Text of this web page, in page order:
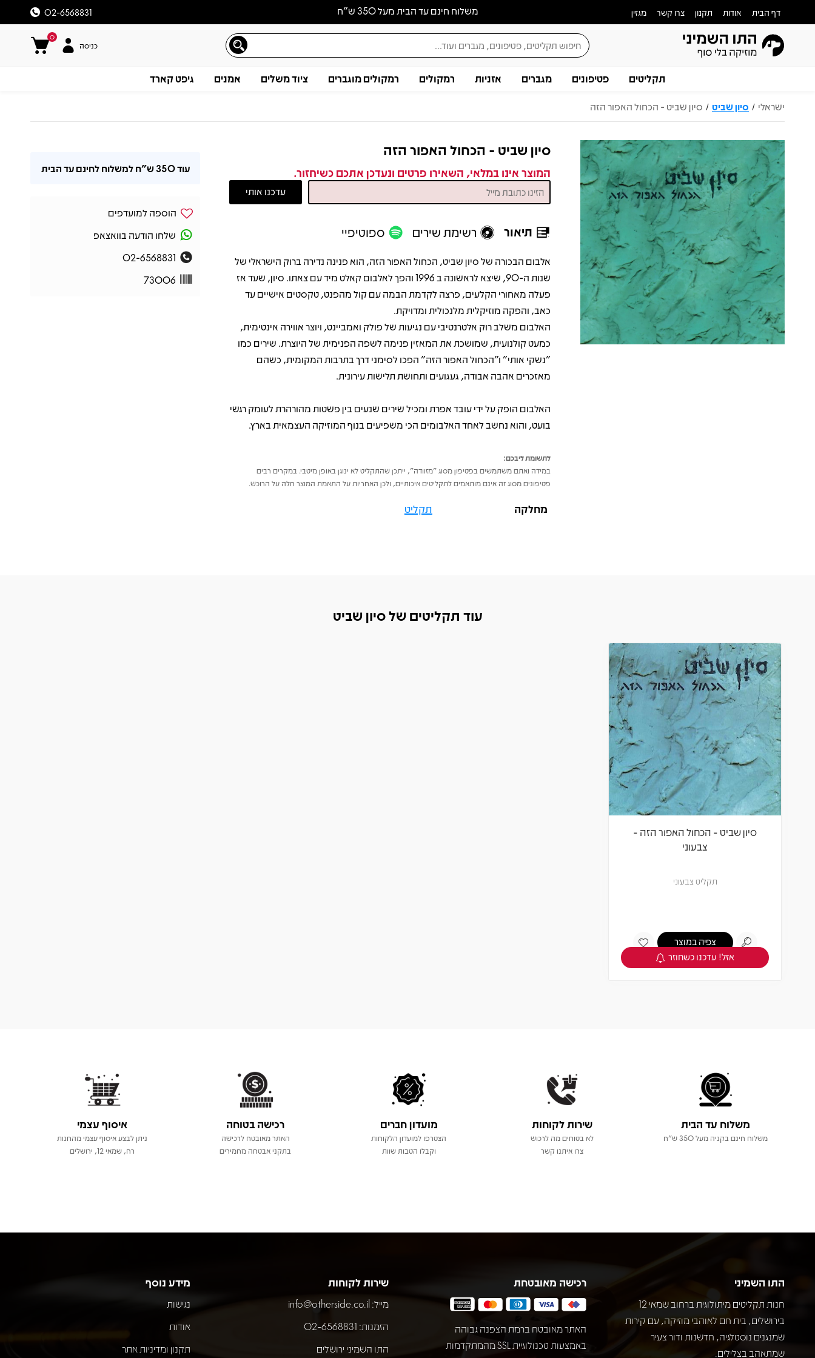
משלוח חינם עד הבית מעל 350 ש״ח דף הבית אודות תקנון צרו קשר מגזין 02-6568831
0
כניסה
תקליטים פטיפונים מגברים אזניות רמקולים רמקולים מוגברים ציוד משלים אמנים גיפט קארד
ישראלי / סיון שביט / סיון שביט - הכחול האפור הזה
סיון שביט - הכחול האפור הזה
המוצר אינו במלאי, השאירו פרטים ונעדכן אתכם כשיחזור.
תיאור רשימת שירים ספוטיפיי
תיאור
אלבום הבכורה של סיון שביט, הכחול האפור הזה, הוא פנינה נדירה ברוק הישראלי של
שנות ה-90, שיצא לראשונה ב 1996 והפך לאלבום קאלט מיד עם צאתו. סיון, שעד אז
פעלה מאחורי הקלעים, פרצה לקדמת הבמה עם קול מהפנט, טקסטים אישיים עד
כאב, והפקה מוזיקלית מלנכולית ומדויקת.
האלבום משלב רוק אלטרנטיבי עם נגיעות של פולק ואמביינט, ויוצר אווירה אינטימית,
כמעט קולנועית, שמושכת את המאזין פנימה לשפה הפנימית של היוצרת. שירים כמו
"נשקי אותי" ו"הכחול האפור הזה" הפכו לסימני דרך בתרבות המקומית, כשהם
מאזכרים אהבה אבודה, געגועים ותחושת תלישות עירונית.
האלבום הופק על ידי עובד אפרת ומכיל שירים שנעים בין פשטות מהורהרת לעומק רגשי
בועט, והוא נחשב לאחד האלבומים הכי משפיעים בנוף המוזיקה העצמאית בארץ.
לתשומת ליבכם:
במידה ואתם משתמשים בפטיפון מסוג "מזוודה", ייתכן שהתקליט לא ינוגן באופן מיטבי. במקרים רבים
פטיפונים מסוג זה אינם מותאמים לתקליטים איכותיים, ולכן האחריות על התאמת המוצר חלה על הרוכש.
מחלקה תקליט
עוד350 ש"ח למשלוח לחינם עד הבית
הוספה למועדפים
שלחו הודעה בוואצאפ
02-6568831
73006
עוד תקליטים של סיון שביט
סיון שביט - הכחול האפור הזה -
צבעוני
תקליט צבעוני
צפיה במוצר
אזל! עדכנו כשחוזר
משלוח עד הבית
משלוח חינם בקניה מעל 350 ש"ח
שירות לקוחות
לא בטוחים מה לרכוש
צרו איתנו קשר
מועדון חברים
הצטרפו למועדון הלקוחות
וקבלו הטבות שוות
רכישה בטוחה
האתר מאובטח לרכישה
בתקני אבטחה מחמירים
איסוף עצמי
ניתן לבצע איסוף עצמי מהחנות
רח, שמאי 12, ירושלים
התו השמיני
חנות תקליטים מיתולוגית ברחוב שמאי 12
בירושלים, בית חם לאוהבי מוזיקה, עם קירות
שמנגנים נוסטלגיה, חדשנות ודור צעיר
שמתאהב בצלילים.
רכישה מאובטחת
האתר מאובטח ברמת הצפנה גבוהה
באמצעות טכנולוגיית SSL מהמתקדמות
שירות לקוחות
מייל: info@otherside.co.il
הזמנות: 02-6568831
התו השמיני ירושלים
מידע נוסף
נגישות
אודות
תקנון ומדיניות אתר